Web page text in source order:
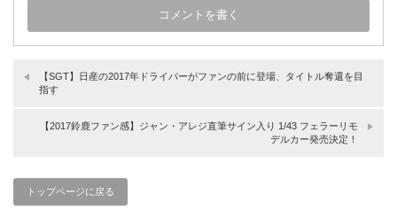
【SGT】日産の2017年ドライバーがファンの前に登場、タイトル奪還を目
指す
【2017鈴鹿ファン感】ジャン・アレジ直筆サイン入り 1/43 フェラーリモ
デルカー発売決定！
トップページに戻る